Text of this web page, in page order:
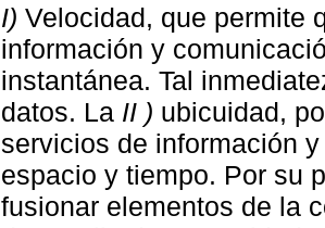
I) Velocidad, que permite
información y
instantánea. Tal
datos. La II ) ubicuidad,
servicios de información
espacio y tiempo. Por su
fusionar elementos de la